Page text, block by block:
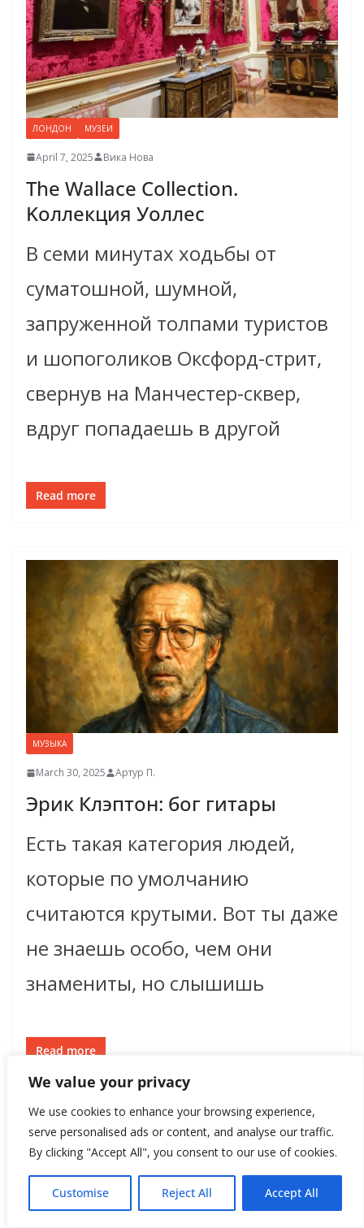
We value your privacy
We use cookies to enhance your browsing experience,
serve personalised ads or content, and analyse our traffic.
By clicking "Accept All", you consent to our use of cookies.
Customise Reject All Accept All
ЛОНДОН МУЗЕИ
April 7, 2025 Вика Нова
The Wallace Collection.
Kоллекция Уоллес
В семи минутах ходьбы от
суматошной, шумной,
запруженной толпами туристов
и шопоголиков Оксфорд-стрит,
свернув на Манчестер-сквер,
вдруг попадаешь в другой
Read more
МУЗЫКА
March 30, 2025 Артур П.
Эрик Клэптон: бог гитары
Есть такая категория людей,
которые по умолчанию
считаются крутыми. Вот ты даже
не знаешь особо, чем они
знамениты, но слышишь
Read more